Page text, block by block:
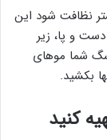
نظافت شود این
و پا، زیر
شما موهای
بکشید.
کنید